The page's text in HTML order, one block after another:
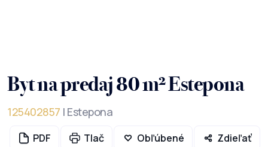
Byt na predaj 80 m² Estepona
125402857 | Estepona
PDF Tlač Obľúbené Zdieľať